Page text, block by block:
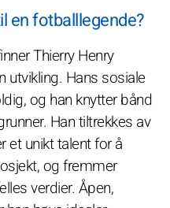
en fotballlegende?
Thierry Henry
utvikling. Hans sosiale
og han knytter bånd
Han tiltrekkes av
et unikt talent for å
og fremmer
verdier. Åpen,